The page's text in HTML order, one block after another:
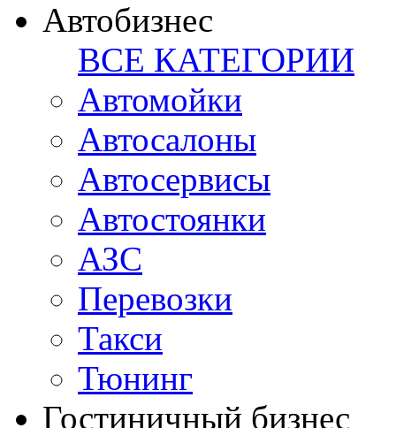
Автобизнес
ВСЕ КАТЕГОРИИ
Автомойки
Автосалоны
Автосервисы
Автостоянки
АЗС
Перевозки
Такси
Тюнинг
Гостиничный бизнес